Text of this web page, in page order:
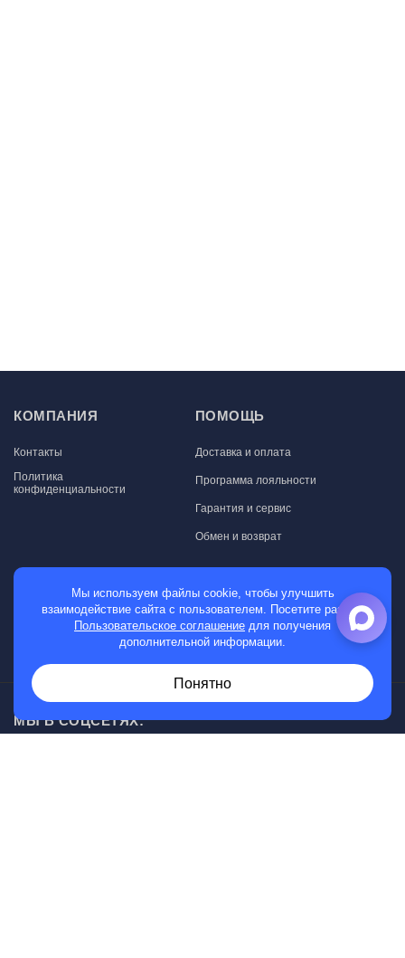
КОМПАНИЯ
Контакты
Политика
конфиденциальности
ПОМОЩЬ
Доставка и оплата
Программа лояльности
Гарантия и сервис
Обмен и возврат
МАГАЗИН
Мужские часы
МЫ В СОЦСЕТЯХ:
Мы используем файлы cookie, чтобы улучшить
взаимодействие сайта с пользователем. Посетите раздел
Пользовательское соглашение для получения
дополнительной информации.
Понятно